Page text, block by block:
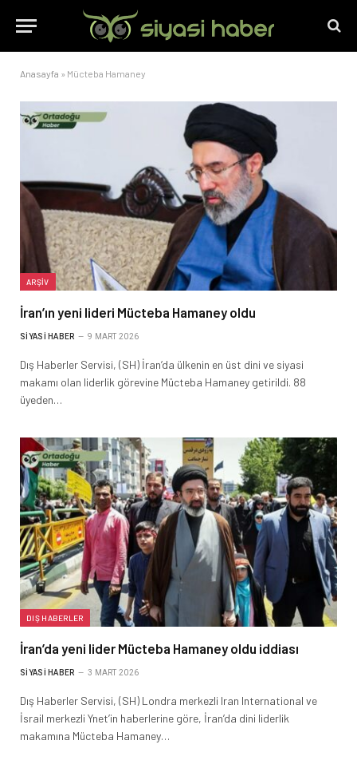
Anasayfa » Mücteba Hamaney
ARŞIV
İran’ın yeni lideri Mücteba Hamaney oldu
SIYASI HABER 9 MART 2026
Dış Haberler Servisi, (SH) İran’da ülkenin en üst dini ve siyasi
makamı olan liderlik görevine Mücteba Hamaney getirildi. 88
üyeden…
DIŞ HABERLER
İran’da yeni lider Mücteba Hamaney oldu iddiası
SIYASI HABER 3 MART 2026
Dış Haberler Servisi, (SH) Londra merkezli Iran International ve
İsrail merkezli Ynet’in haberlerine göre, İran’da dini liderlik
makamına Mücteba Hamaney…